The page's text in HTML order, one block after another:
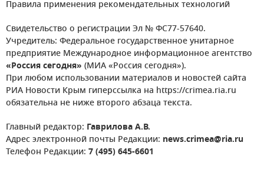
Правила применения рекомендательных технологий
Свидетельство о регистрации Эл № ФС77-57640.
Учредитель: Федеральное государственное унитарное
предприятие Международное информационное агентство
«Россия сегодня» (МИА «Россия сегодня»).
При любом использовании материалов и новостей сайта
РИА Новости Крым гиперссылка на https://crimea.ria.ru
обязательна не ниже второго абзаца текста.
Главный редактор: Гаврилова А.В.
Адрес электронной почты Редакции: news.crimea@ria.ru
Телефон Редакции: 7 (495) 645-6601